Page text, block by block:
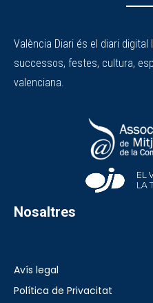
València Diari és el diari
successos, festes, cultura,
valenciana.
Nosaltres
Avís legal
Política de Privacitat